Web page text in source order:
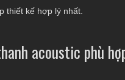
thiết kế hợp lý nhất.
acoustic phù